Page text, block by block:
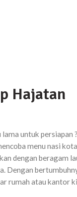
Hajatan
untuk persiapan
menu nasi
dengan beragam
Dengan
rumah atau kantor